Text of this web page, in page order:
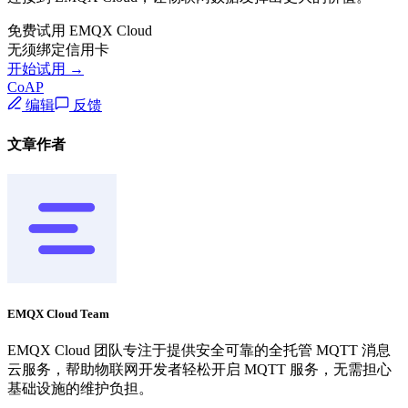
免费试用 EMQX Cloud
无须绑定信用卡
开始试用 →
CoAP
编辑
反馈
文章作者
EMQX Cloud Team
EMQX Cloud 团队专注于提供安全可靠的全托管 MQTT 消息
云服务，帮助物联网开发者轻松开启 MQTT 服务，无需担心
基础设施的维护负担。